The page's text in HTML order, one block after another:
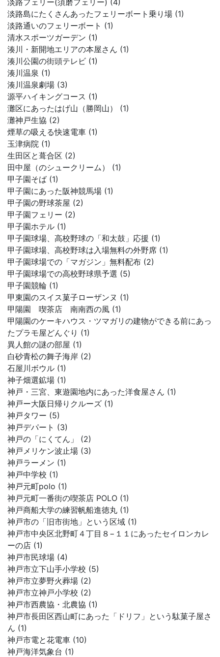
淡路フェリー(須磨フェリー) (4)
淡路島にたくさんあったフェリーボート乗り場 (1)
淡路通いのフェリーボート (1)
清水スポーツガーデン (1)
湊川・新開地エリアの本屋さん (1)
湊川公園の街頭テレビ (1)
湊川温泉 (1)
湊川温泉劇場 (3)
源平ハイキングコース (1)
灘区にあったはげ山（勝岡山） (1)
灘神戸生協 (2)
煙草の吸える快速電車 (1)
玉津病院 (1)
生田区と葺合区 (2)
田中屋（のシュークリーム） (1)
甲子園そば (1)
甲子園にあった阪神競馬場 (1)
甲子園の野球茶屋 (2)
甲子園フェリー (2)
甲子園ホテル (1)
甲子園球場、高校野球の「和太鼓」応援 (1)
甲子園球場、高校野球は入場無料の外野席 (1)
甲子園球場での「マガジン」無料配布 (2)
甲子園球場での高校野球県予選 (5)
甲子園競輪 (1)
甲東園のスイス菓子ローザンヌ (1)
甲陽園 喫茶店 南南西の風 (1)
甲陽園のケーキハウス・ツマガリの建物ができる前にあっ
たプラモ屋どんぐり (1)
異人館の謎の部屋 (1)
白砂青松の舞子海岸 (2)
石屋川ボウル (1)
神子畑選鉱場 (1)
神戸・三宮、東遊園地内にあった洋食屋さん (1)
神戸ー大阪日帰りクルーズ (1)
神戸タワー (5)
神戸デパート (3)
神戸の「にくてん」 (2)
神戸メリケン波止場 (3)
神戸ラーメン (1)
神戸中学校 (1)
神戸元町polo (1)
神戸元町一番街の喫茶店 POLO (1)
神戸商船大学の練習帆船進徳丸 (1)
神戸市の「旧市街地」という区域 (1)
神戸市中央区北野町４丁目８−１１にあったセイロンカレ
ーの店 (1)
神戸市民球場 (4)
神戸市立下山手小学校 (5)
神戸市立夢野火葬場 (2)
神戸市立神戸小学校 (2)
神戸市西農協・北農協 (1)
神戸市長田区西山町にあった「ドリフ」という駄菓子屋さ
ん (1)
神戸市電と花電車 (10)
神戸海洋気象台 (1)